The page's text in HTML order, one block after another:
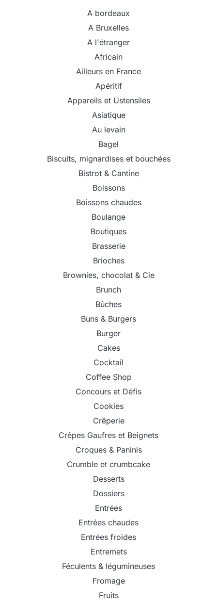
A bordeaux
A Bruxelles
A l'étranger
Africain
Ailleurs en France
Apéritif
Appareils et Ustensiles
Asiatique
Au levain
Bagel
Biscuits, mignardises et bouchées
Bistrot & Cantine
Boissons
Boissons chaudes
Boulange
Boutiques
Brasserie
Brioches
Brownies, chocolat & Cie
Brunch
Bûches
Buns & Burgers
Burger
Cakes
Cocktail
Coffee Shop
Concours et Défis
Cookies
Crêperie
Crêpes Gaufres et Beignets
Croques & Paninis
Crumble et crumbcake
Desserts
Dossiers
Entrées
Entrées chaudes
Entrées froides
Entremets
Féculents & légumineuses
Fromage
Fruits